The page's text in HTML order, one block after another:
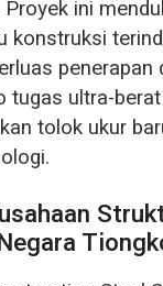
ini
konstruksi
penerapan
tugas ultra-
tolok ukur